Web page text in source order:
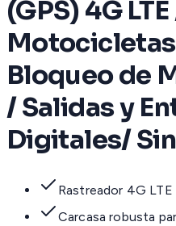
(GPS) 4G
Bloqueo de
/ Salidas y
Digitales/
Rastreador 4G
Carcasa robusta